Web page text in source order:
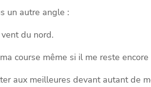
un autre angle :
du nord.
course même si il me reste
aux meilleures devant autant de